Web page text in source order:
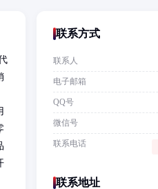
联系方式
联系人
电子邮箱
QQ号
微信号
联系电话
联系地址